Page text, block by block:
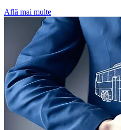
Află mai multe